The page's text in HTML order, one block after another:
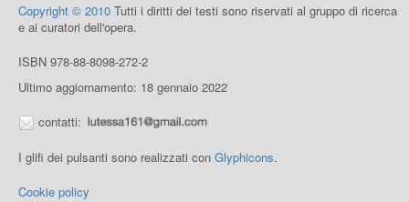
Copyright © 2010 Tutti i diritti dei testi sono riservati al gruppo di ricerca
e ai curatori dell'opera.
ISBN 978-88-8098-272-2
Ultimo aggiornamento: 18 gennaio 2022
contatti:
I glifi dei pulsanti sono realizzati con Glyphicons.
Cookie policy